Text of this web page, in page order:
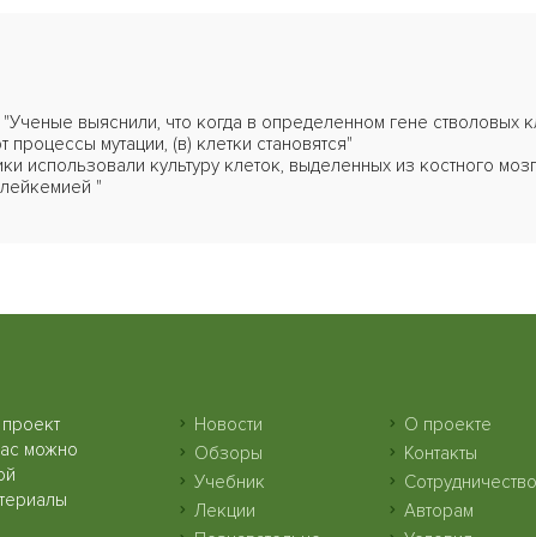
"Ученые выяснили, что когда в определенном гене стволовых
мутации, (в) клетки становятся"
использовали культуру клеток, выделенных из костного
"
можно
Новости
Обзоры
Учебник
Лекции
О проекте
Контакты
Сотрудничество
Авторам